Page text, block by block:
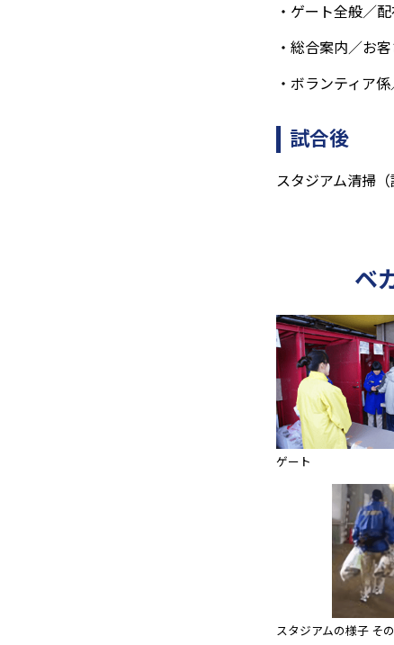
・ゲート全般／
・総合案内／お
・ボランティア
試合後
スタジアム清掃
ベ
ゲート
スタジアムの様子 そ